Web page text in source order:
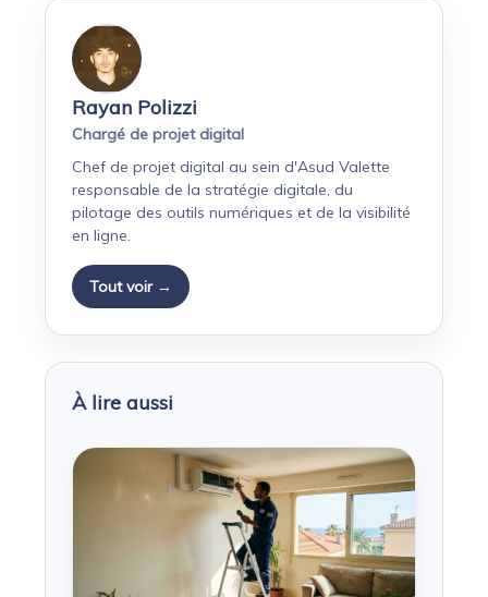
Rayan Polizzi
Chargé de projet digital
Chef de projet digital au sein d'Asud Valette
responsable de la stratégie digitale, du
pilotage des outils numériques et de la visibilité
en ligne.
Tout voir →
À lire aussi